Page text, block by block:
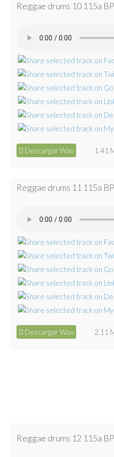
Reggae drums 10 115a
Descargar Wav 1.41
Reggae drums 11 115a
Descargar Wav 2.11
Reggae drums 12 115a